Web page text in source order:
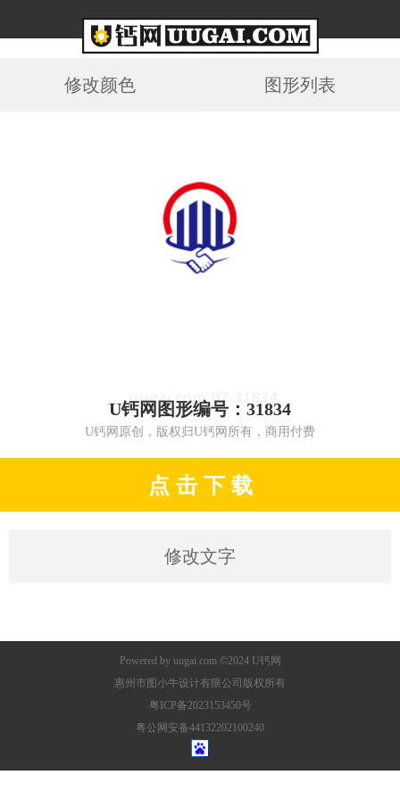
修改颜色 图形列表
U钙网图形编号：31834
U钙网原创，版权归U钙网所有，商用付费
点 击 下 载
修改文字
Powered by uugai.com©2024 U钙网
惠州市图小牛设计有限公司版权所有
粤ICP备2023153450号
粤公网安备44132202100240